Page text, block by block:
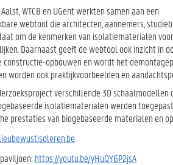
WTCB en UGent werkten samen aan een
webtool die architecten, aannemers,
om de kenmerken van isolatiematerialen
Daarnaast geeft de webtool ook inzicht in
opbouwen en wordt het
worden ook praktijkvoorbeelden en
verschillende 3D
isolatiematerialen werden
prestaties van biogebaseerde materialen en
https://youtu.be/yHuQY6P2jsA